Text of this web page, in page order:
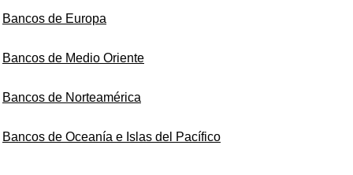
Bancos de Europa
Bancos de Medio Oriente
Bancos de Norteamérica
Bancos de Oceanía e Islas del Pacífico